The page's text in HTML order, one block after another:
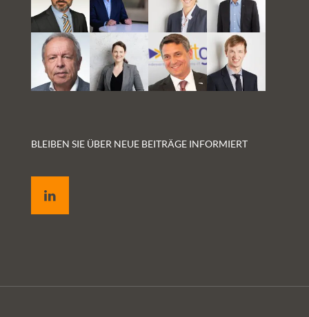
BLEIBEN SIE ÜBER NEUE BEITRÄGE INFORMIERT